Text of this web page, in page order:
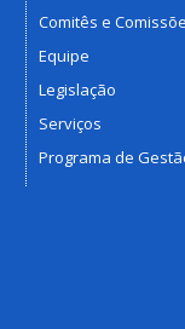
Comitês e
Equipe
Legislação
Serviços
Programa de